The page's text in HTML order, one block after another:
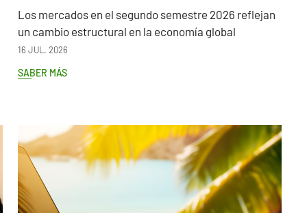
Los mercados en el segundo semestre 2026 reflejan
un cambio estructural en la economía global
16 JUL. 2026
SABER MÁS